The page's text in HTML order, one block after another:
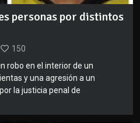
personas por distintos
150
robo en el interior de un
y una agresión a un
la justicia penal de